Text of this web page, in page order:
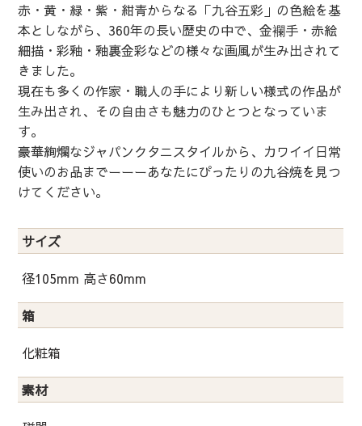
赤・黄・緑・紫・紺青からなる「九谷五彩」の色絵を基
本としながら、360年の長い歴史の中で、金襴手・赤絵
細描・彩釉・釉裏金彩などの様々な画風が生み出されて
きました。
現在も多くの作家・職人の手により新しい様式の作品が
生み出され、その自由さも魅力のひとつとなっていま
す。
豪華絢爛なジャパンクタニスタイルから、カワイイ日常
使いのお品までーーーあなたにぴったりの九谷焼を見つ
けてください。
サイズ
径105mm 高さ60mm
箱
化粧箱
素材